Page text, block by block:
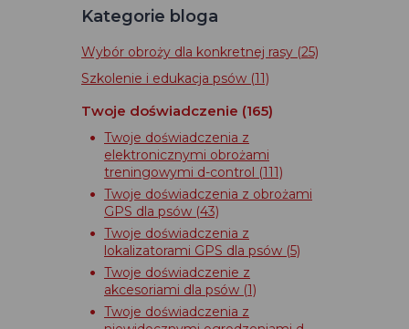
Kategorie bloga
Wybór obroży dla konkretnej rasy (25)
Szkolenie i edukacja psów (11)
Twoje doświadczenie (165)
Twoje doświadczenia z
elektronicznymi obrożami
treningowymi d-control (111)
Twoje doświadczenia z obrożami
GPS dla psów (43)
Twoje doświadczenia z
lokalizatorami GPS dla psów (5)
Twoje doświadczenie z
akcesoriami dla psów (1)
Twoje doświadczenia z